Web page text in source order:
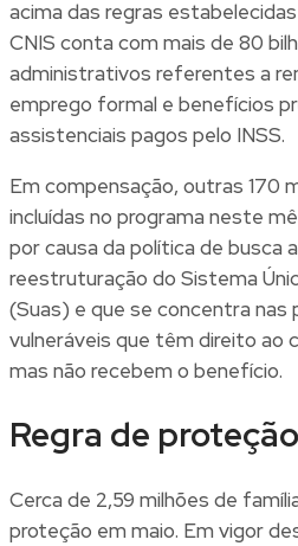
acima das regras
CNIS conta com mais de 80
administrativos referentes a
emprego formal e benefícios
assistenciais pagos pelo INSS.
Em compensação, outras 170
incluídas no programa neste
por causa da política de busca
reestruturação do Sistema
(Suas) e que se concentra nas
vulneráveis que têm direito ao
mas não recebem o benefício.
Regra de proteção
Cerca de 2,59 milhões de
proteção em maio. Em vigor